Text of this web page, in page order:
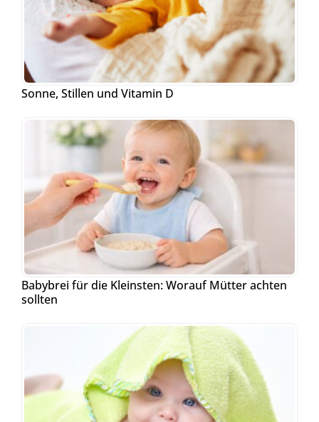
Sonne, Stillen und Vitamin D
Babybrei für die Kleinsten: Worauf Mütter achten
sollten